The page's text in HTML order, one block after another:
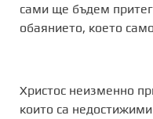
сами ще бъдем
обаянието, което
Христос неизменно
които са